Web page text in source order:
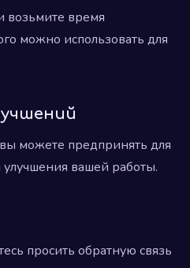
возьмите время
можно использовать для
можете предпринять для
вашей работы.
просить обратную связь